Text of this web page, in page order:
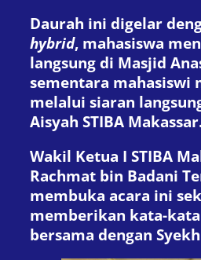
Daurah ini digelar
hybrid, mahasiswa
langsung di Masjid
sementara mahasiswi
melalui siaran
Aisyah STIBA
Wakil Ketua I STIBA
Rachmat bin Badani
membuka acara ini
memberikan kata-
bersama dengan